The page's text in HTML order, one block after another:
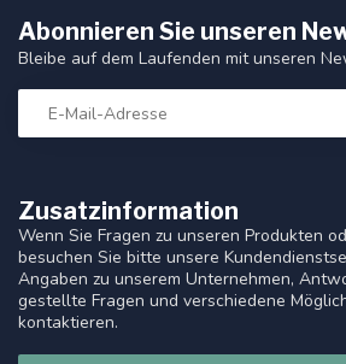
Zusatzinformation
Wenn Sie Fragen zu unseren Produkten
besuchen Sie bitte unsere
Angaben zu unserem Unternehmen,
gestellte Fragen und verschiedene
kontaktieren.
Abonnieren Sie unseren
Bleibe auf dem Laufenden mit unseren